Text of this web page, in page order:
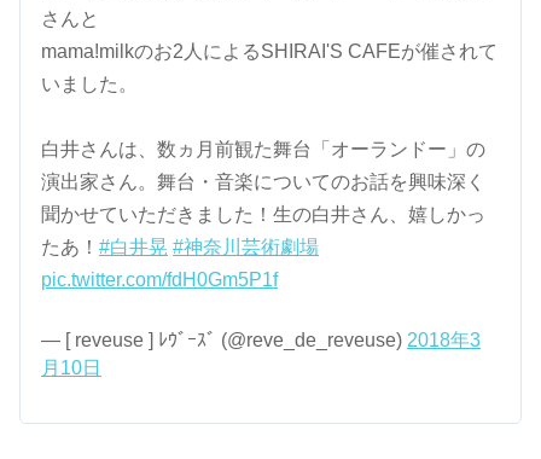
さんと
mama!milkのお2人によるSHIRAI'S CAFEが催されて
いました。
白井さんは、数ヵ月前観た舞台「オーランドー」の
演出家さん。舞台・音楽についてのお話を興味深く
聞かせていただきました！生の白井さん、嬉しかっ
たあ！#白井晃 #神奈川芸術劇場
pic.twitter.com/fdH0Gm5P1f
— [ reveuse ] ﾚｳﾞｰｽﾞ (@reve_de_reveuse)2018年3
月10日